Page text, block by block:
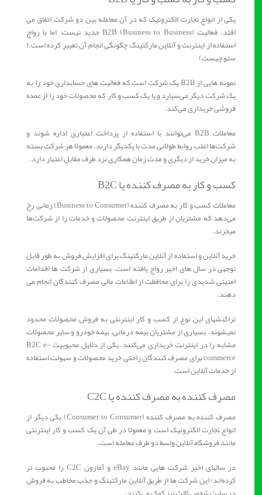
یکی از انواع تجارت الکترونیک که در آن معامله بین دو شرکت اتفاق می
افتد. فعالیت B2B (Business to Business) جدید نیست، اما با رواج
استفاده از اینترنت و آنلاین مارکتینگ چگونگی انجام آن تغییر کرده است.(
سئو چیست)
نمونه هایی از B2B یک شرکت است که فعالیت های حسابداری خود را به
یک شرکت دیگر می‌سپارد و یا یک کسب و کار که محصولات خود را از عمده
فروشی خریداری می‌کند.
معاملات B2B می‌توانند با استفاده از پرداخت اعتباری اداره شوند و
شرکت‌ها اغلب روابط طولانی مدت با یکدیگر دارند. معمولا هر شرکت بسته
به میزان خرید از دیگری و مدت زمان همکاری نزد طرف مقابل اعتبار دارد.
کسب و کار به مصرف کننده یا B2C
معاملات کسب و کار به مصرف کننده (Business to Consumer) زمانی رخ
می‌دهد که مشتریان از طریق اینترنت محصولات و خدمات را از شرکت‌ها
میخرند.
خرید آنلاین و استفاده از آنلاین مارکتینگ برای افزایش فروش به طور قابل
توجهی در سال های اخیر رواج یافته است. بسیاری از شرکت ها اقدامات
امنیتی شدیدی را برای محافظت از اطلاعات مالی مصرف کنندگان انجام می
دهند.
تراکنشهای این نوع از کسب و کار اینترنتی به فروش محصولات محدود
نمیشوند. بسیاری از مشتریان بیمه درمانی، بیمه خودرو و سایر محصولات
مشابه را در اینترنت خریداری می‌کنند. یکی از دلایل محبوبیت B2C e-
commerce برای مصرف کنندگان راحتی خرید محصولات و سهولت استفاده
از خدمات آنلاین است.
مصرف کننده به مصرف کننده یا C2C
مصرف کننده به مصرف کننده (Consumer to Consumer) یکی دیگر از
انواع تجارت الکترونیک است و معمولا در طی آن یک کسب و کار اینترنتی
مانند فروشگاه آنلاین واسط دو طرف معامله است.
در سالهای اخیر شرکت هایی مانند eBay و آمازون C2C را محبوب تر
کرده‌اند؛ این شرکت ها از طریق آنلاین مارکتینگ و جذب مخاطب به فروش